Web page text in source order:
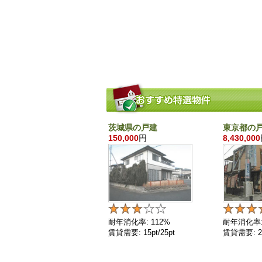
茨城県の戸建
150,000円
耐年消化率: 112%
賃貸需要: 15pt/25pt
東京都の
8,430,000
耐年消化
賃貸需要: